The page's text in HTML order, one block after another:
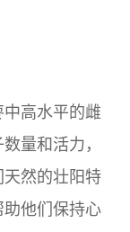
高水平的雌
量和活力，
然的壮阳特
他们保持心